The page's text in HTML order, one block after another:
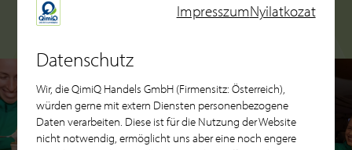
ImpresszumNyilatkozat
Datenschutz
Wir, die QimiQ Handels GmbH (Firmensitz: Österreich),
würden gerne mit extern Diensten personenbezogene
Daten verarbeiten. Diese ist für die Nutzung der Website
nicht notwendig, ermöglicht uns aber eine noch engere